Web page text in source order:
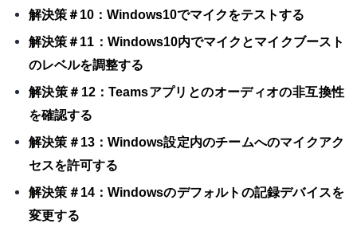
解決策＃10：Windows10でマイクをテストする
解決策＃11：Windows10内でマイクとマイクブースト
のレベルを調整する
解決策＃12：Teamsアプリとのオーディオの非互換性
を確認する
解決策＃13：Windows設定内のチームへのマイクアク
セスを許可する
解決策＃14：Windowsのデフォルトの記録デバイスを
変更する